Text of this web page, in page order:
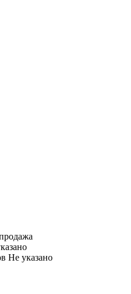
Не указано